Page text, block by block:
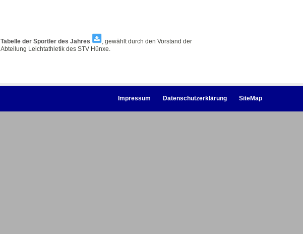
Tabelle der Sportler des Jahres
, gewählt durch den Vorstand der
Abteilung Leichtathletik des STV Hünxe.
Impressum Datenschutzerklärung SiteMap